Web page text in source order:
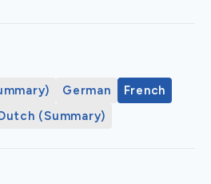
German
French
(Summary)